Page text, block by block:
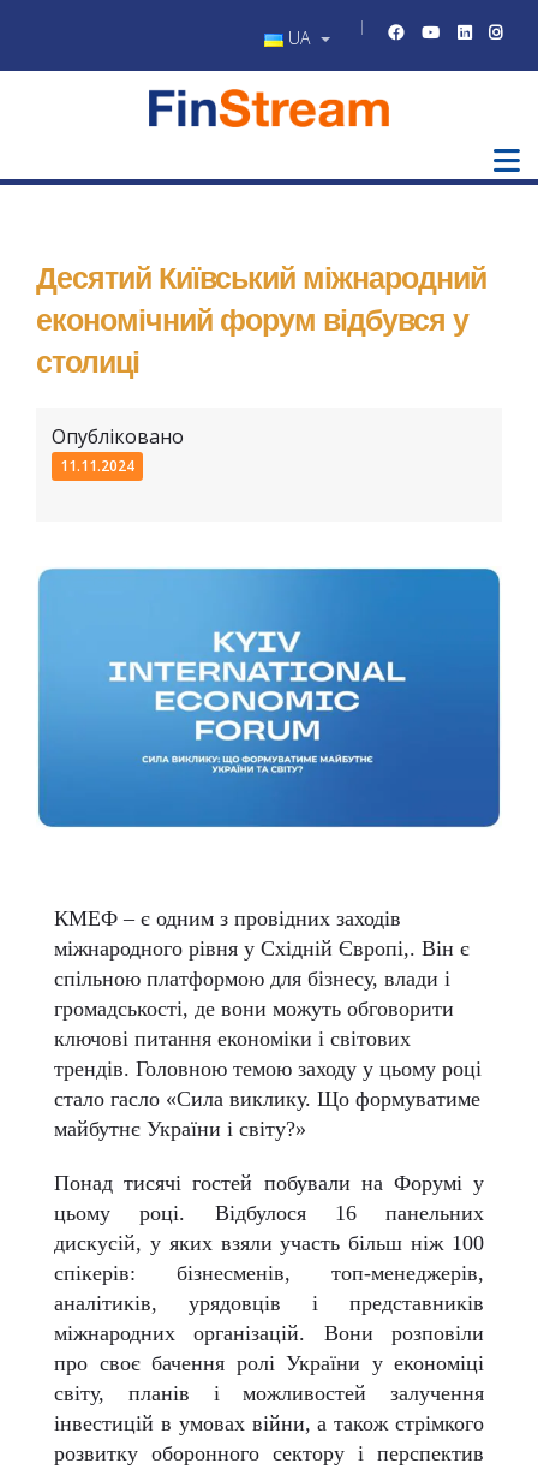
UA
Десятий Київський міжнародний
економічний форум відбувся у
столиці
Опубліковано
11.11.2024
КМЕФ – є одним з провідних заходів
міжнародного рівня у Східній Європі,. Він є
спільною платформою для бізнесу, влади і
громадськості, де вони можуть обговорити
ключові питання економіки і світових
трендів. Головною темою заходу у цьому році
стало гасло «Сила виклику. Що формуватиме
майбутнє України і світу?»
Понад тисячі гостей побували на Форумі у
цьому році. Відбулося 16 панельних
дискусій, у яких взяли участь більш ніж 100
спікерів: бізнесменів, топ-менеджерів,
аналітиків, урядовців і представників
міжнародних організацій. Вони розповіли
про своє бачення ролі України у економіці
світу, планів і можливостей залучення
інвестицій в умовах війни, а також стрімкого
розвитку оборонного сектору і перспектив